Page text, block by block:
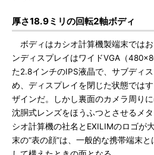
厚さ18.9ミリの回転2軸ボディ
ボディはカシオ計算機製端末では
ンディスプレイはワイドVGA（
た2.8インチのIPS液晶で、サブディ
め、ディスプレイを閉じた状態では
ザインだ。しかし裏面のカメラ周り
沈胴式レンズをほうふつとさせるメ
シオ計算機の社名とEXILIMのロゴが
末の“表の顔”は、一般的な携帯端末